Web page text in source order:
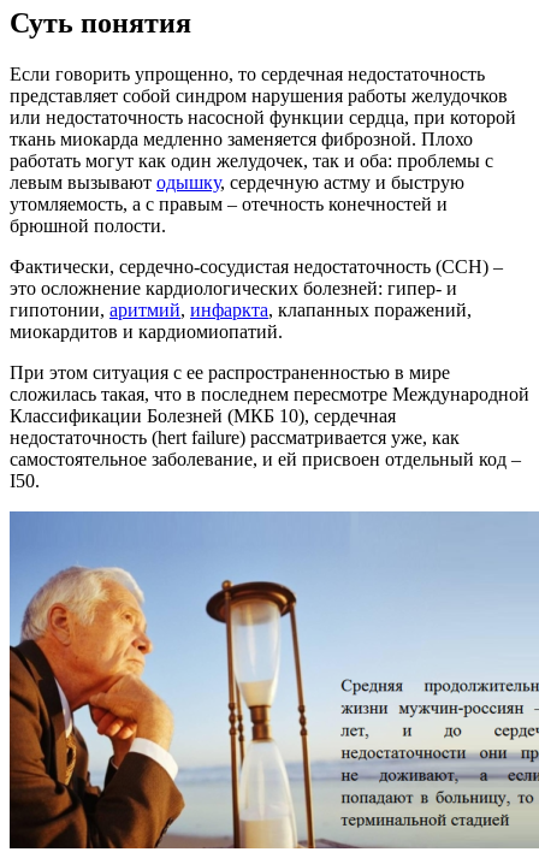
Суть понятия
Если говорить упрощенно, то сердечная недостаточность
представляет собой синдром нарушения работы желудочков
или недостаточность насосной функции сердца, при которой
ткань миокарда медленно заменяется фиброзной. Плохо
работать могут как один желудочек, так и оба: проблемы с
левым вызывают одышку, сердечную астму и быструю
утомляемость, а с правым – отечность конечностей и
брюшной полости.
Фактически, сердечно-сосудистая недостаточность (ССН) –
это осложнение кардиологических болезней: гипер- и
гипотонии, аритмий, инфаркта, клапанных поражений,
миокардитов и кардиомиопатий.
При этом ситуация с ее распространенностью в мире
сложилась такая, что в последнем пересмотре Международной
Классификации Болезней (МКБ 10), сердечная
недостаточность (hert failure) рассматривается уже, как
самостоятельное заболевание, и ей присвоен отдельный код –
I50.